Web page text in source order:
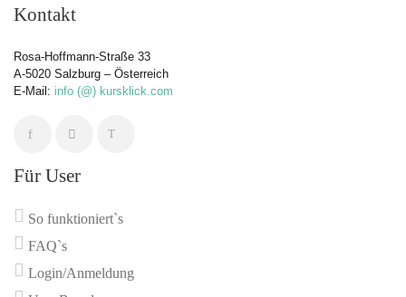
Kontakt
Rosa-Hoffmann-Straße 33
A-5020 Salzburg – Österreich
E-Mail: info (@) kursklick.com
Für User
So funktioniert`s
FAQ`s
Login/Anmeldung